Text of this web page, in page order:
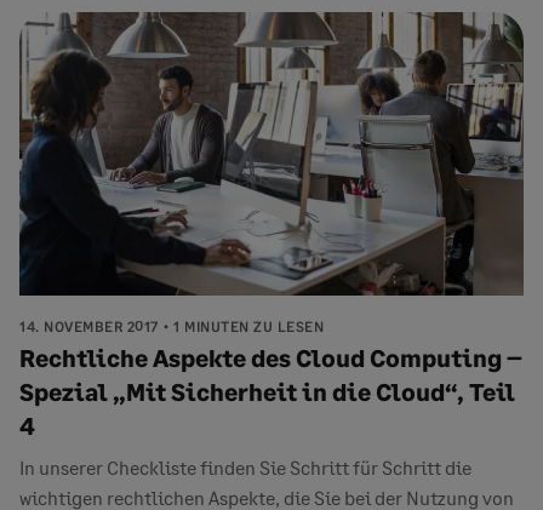
14. NOVEMBER 2017 1 MINUTEN ZU LESEN
Rechtliche Aspekte des Cloud Computing –
Spezial „Mit Sicherheit in die Cloud“, Teil
4
In unserer Checkliste finden Sie Schritt für Schritt die
wichtigen rechtlichen Aspekte, die Sie bei der Nutzung von